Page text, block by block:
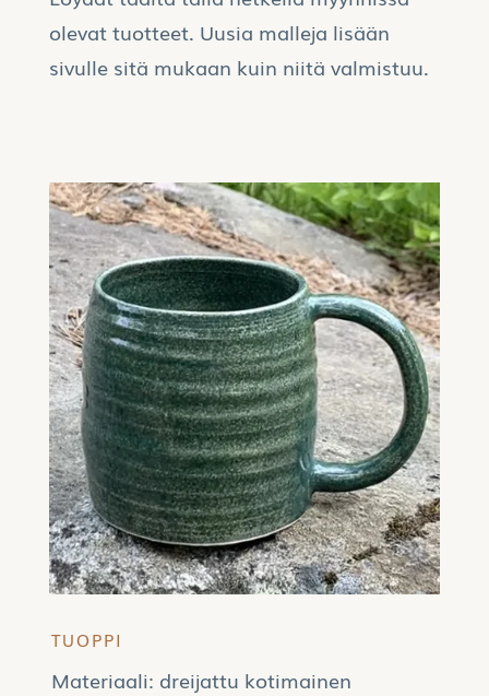
olevat tuotteet. Uusia malleja lisään
sivulle sitä mukaan kuin niitä valmistuu.
TUOPPI
Materiaali: dreijattu kotimainen